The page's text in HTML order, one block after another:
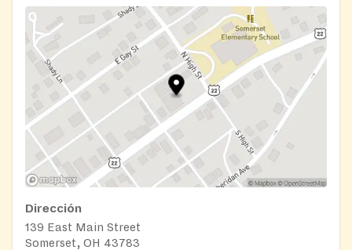
Dirección
139 East Main Street
Somerset, OH 43783